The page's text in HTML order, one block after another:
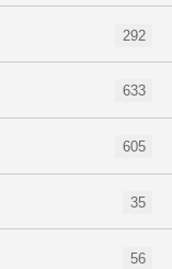
292
633
605
35
56